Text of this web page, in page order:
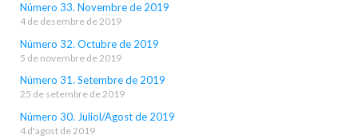
Número 33. Novembre de 2019
4 de desembre de 2019
Número 32. Octubre de 2019
5 de novembre de 2019
Número 31. Setembre de 2019
25 de setembre de 2019
Número 30. Juliol/Agost de 2019
4 d'agost de 2019